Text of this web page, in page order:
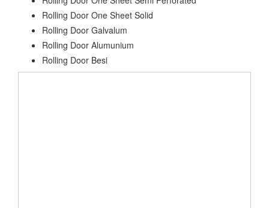
Rolling Door One Sheet Solid
Rolling Door Galvalum
Rolling Door Alumunium
Rolling Door Besi